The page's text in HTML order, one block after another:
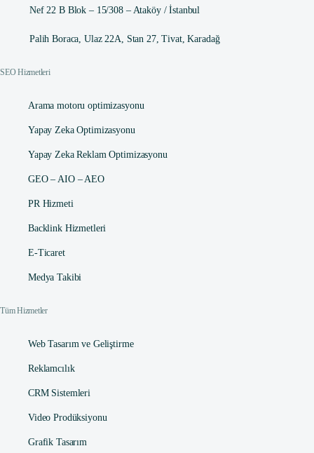
Nef 22 B Blok – 15/308 – Ataköy / İstanbul
Palih Boraca, Ulaz 22A, Stan 27, Tivat, Karadağ
SEO Hizmetleri
Arama motoru optimizasyonu
Yapay Zeka Optimizasyonu
Yapay Zeka Reklam Optimizasyonu
GEO – AIO – AEO
PR Hizmeti
Backlink Hizmetleri
E-Ticaret
Medya Takibi
Tüm Hizmetler
Web Tasarım ve Geliştirme
Reklamcılık
CRM Sistemleri
Video Prodüksiyonu
Grafik Tasarım